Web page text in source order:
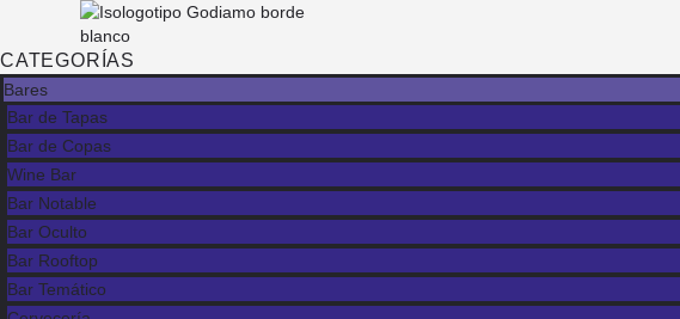
CATEGORÍAS
Bares
Bar de Tapas
Bar de Copas
Wine Bar
Bar Notable
Bar Oculto
Bar Rooftop
Bar Temático